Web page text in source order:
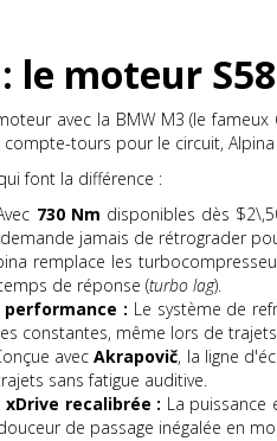
le moteur
avec la BMW M3 (le
tours pour le circuit,
font la différence :
730 Nm disponibles dès
jamais de rétrograder
remplace les
de réponse (turbo lag).
: Le système de
constantes, même lors de
avecAkrapovič, la ligne
sans fatigue auditive.
recalibrée : La puissance
de passage inégalée en